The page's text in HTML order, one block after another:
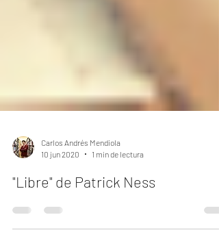
Carlos Andrés Mendiola
10 jun 2020
1 min de lectura
"Libre" de Patrick Ness